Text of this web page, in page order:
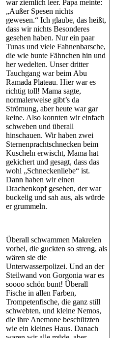
war ziemlich leer. Papa meinte:
„Außer Spesen nichts
gewesen.“ Ich glaube, das heißt,
dass wir nichts Besonderes
gesehen haben. Nur ein paar
Tunas und viele Fahnenbarsche,
die wie bunte Fähnchen hin und
her wedelten. Unser dritter
Tauchgang war beim Abu
Ramada Plateau. Hier war es
richtig toll! Mama sagte,
normalerweise gibt’s da
Strömung, aber heute war gar
keine. Also konnten wir einfach
schweben und überall
hinschauen. Wir haben zwei
Sternenprachtschnecken beim
Kuscheln erwischt, Mama hat
gekichert und gesagt, dass das
wohl „Schneckenliebe“ ist.
Dann haben wir einen
Drachenkopf gesehen, der war
buckelig und sah aus, als würde
er grummeln.
Überall schwammen Makrelen
vorbei, die guckten so streng, als
wären sie die
Unterwasserpolizei. Und an der
Steilwand von Gorgonia war es
soooo schön bunt! Überall
Fische in allen Farben,
Trompetenfische, die ganz still
schwebten, und kleine Nemos,
die ihre Anemone beschützten
wie ein kleines Haus. Danach